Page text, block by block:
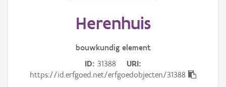
Herenhuis
bouwkundig element
ID 31388
URI
https://id.erfgoed.net/erfgoedobjecten/31388